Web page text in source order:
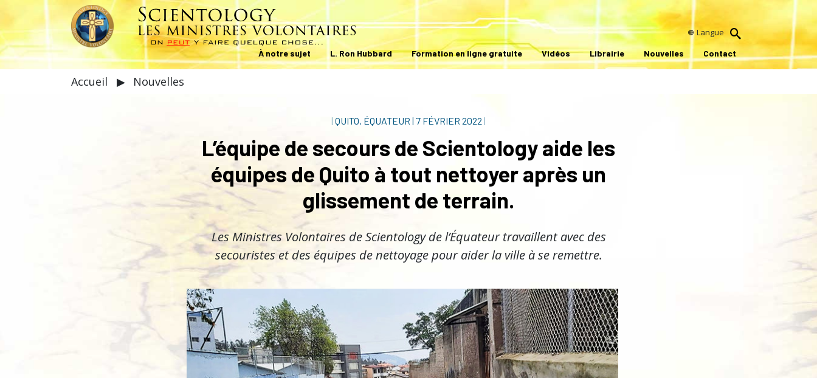
Langue
À notre sujet L. Ron Hubbard Formation en ligne gratuite Vidéos Librairie Nouvelles Contact
Accueil ▶ Nouvelles
| QUITO, ÉQUATEUR | 7 FÉVRIER 2022 |
L’équipe de secours de Scientology aide les
équipes de Quito à tout nettoyer après un
glissement de terrain.
Les Ministres Volontaires de Scientology de l’Équateur travaillent avec des
secouristes et des équipes de nettoyage pour aider la ville à se remettre.